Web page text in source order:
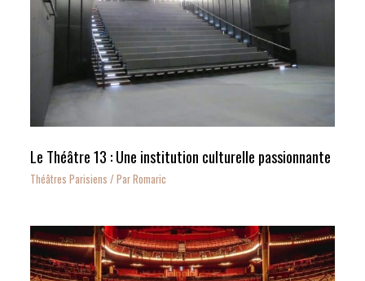
Le Théâtre 13 : Une institution culturelle passionnante
Théâtres Parisiens / ParRomaric